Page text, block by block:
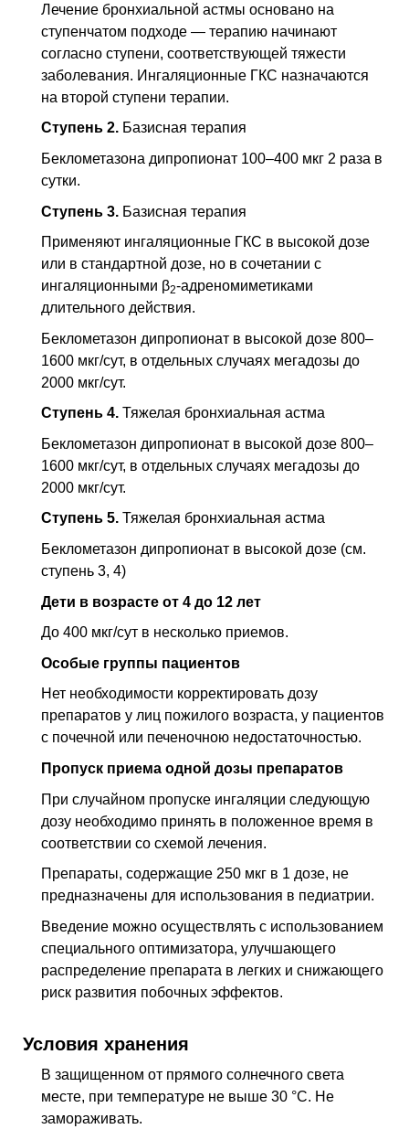
Лечение бронхиальной астмы основано на
ступенчатом подходе — терапию начинают
согласно ступени, соответствующей тяжести
заболевания. Ингаляционные ГКС назначаются
на второй ступени терапии.
Ступень 2. Базисная терапия
Беклометазона дипропионат 100–400 мкг 2 раза в
сутки.
Cтупень 3. Базисная терапия
Применяют ингаляционные ГКС в высокой дозе
или в стандартной дозе, но в сочетании с
ингаляционными β2-адреномиметиками
длительного действия.
Беклометазон дипропионат в высокой дозе 800–
1600 мкг/сут, в отдельных случаях мегадозы до
2000 мкг/сут.
Ступень 4. Тяжелая бронхиальная астма
Беклометазон дипропионат в высокой дозе 800–
1600 мкг/сут, в отдельных случаях мегадозы до
2000 мкг/сут.
Ступень 5. Тяжелая бронхиальная астма
Беклометазон дипропионат в высокой дозе (см.
ступень 3, 4)
Дети в возрасте от 4 до 12 лет
До 400 мкг/сут в несколько приемов.
Особые группы пациентов
Нет необходимости корректировать дозу
препаратов у лиц пожилого возраста, у пациентов
с почечной или печеночною недостаточностью.
Пропуск приема одной дозы препаратов
При случайном пропуске ингаляции следующую
дозу необходимо принять в положенное время в
соответствии со схемой лечения.
Препараты, содержащие 250 мкг в 1 дозе, не
предназначены для использования в педиатрии.
Введение можно осуществлять с использованием
специального оптимизатора, улучшающего
распределение препарата в легких и снижающего
риск развития побочных эффектов.
Условия хранения
В защищенном от прямого солнечного света
месте, при температуре не выше 30 °C. Не
замораживать.